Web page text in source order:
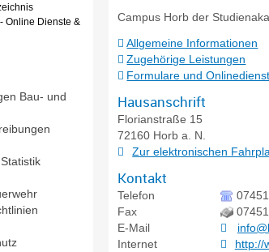
Online Dienste &
Bau- und
Campus Horb der
Allgemeine Informationen
Zugehörige Leistungen
Formulare und
Hausanschrift
Florianstraße 15
72160 Horb a. N.
Zur elektronischen
Kontakt
Telefon
Fax
E-Mail
Internet
http://